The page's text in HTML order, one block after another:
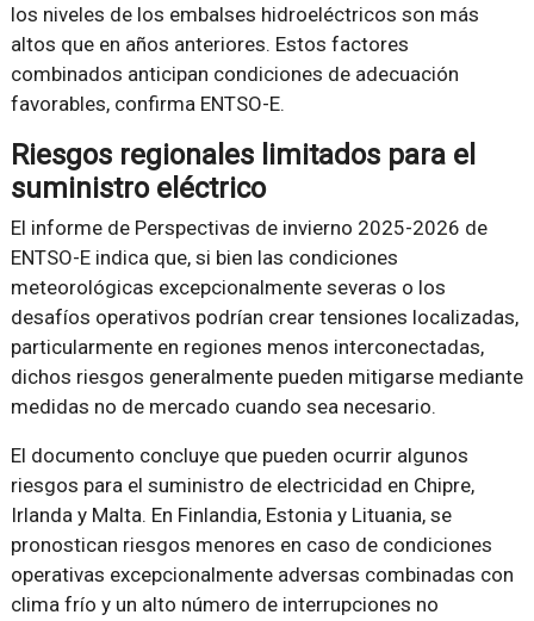
los niveles de los embalses hidroeléctricos son más
altos que en años anteriores. Estos factores
combinados anticipan condiciones de adecuación
favorables, confirma ENTSO-E.
Riesgos regionales limitados para el
suministro eléctrico
El informe de Perspectivas de invierno 2025-2026 de
ENTSO-E indica que, si bien las condiciones
meteorológicas excepcionalmente severas o los
desafíos operativos podrían crear tensiones localizadas,
particularmente en regiones menos interconectadas,
dichos riesgos generalmente pueden mitigarse mediante
medidas no de mercado cuando sea necesario.
El documento concluye que pueden ocurrir algunos
riesgos para el suministro de electricidad en Chipre,
Irlanda y Malta. En Finlandia, Estonia y Lituania, se
pronostican riesgos menores en caso de condiciones
operativas excepcionalmente adversas combinadas con
clima frío y un alto número de interrupciones no